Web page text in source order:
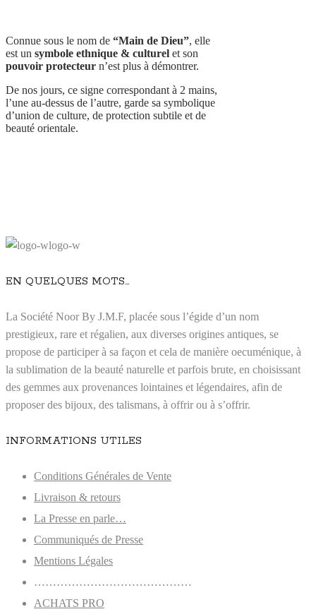
Connue sous le nom de “Main de Dieu”, elle
est un symbole ethnique & culturel et son
pouvoir protecteur n’est plus à démontrer.
De nos jours, ce signe correspondant à 2 mains,
l’une au-dessus de l’autre, garde sa symbolique
d’union de culture, de protection subtile et de
beauté orientale.
EN QUELQUES MOTS…
La Société Noor By J.M.F, placée sous l’égide d’un nom
prestigieux, rare et régalien, aux diverses origines antiques, se
propose de participer à sa façon et cela de manière oecuménique, à
la sublimation de la beauté naturelle et parfois brute, en choisissant
des gemmes aux provenances lointaines et légendaires, afin de
proposer des bijoux, des talismans, à offrir ou à s’offrir.
INFORMATIONS UTILES
Conditions Générales de Vente
Livraison & retours
La Presse en parle…
Communiqués de Presse
Mentions Légales
……………………………………
ACHATS PRO